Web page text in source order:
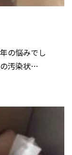
の悩みでし
汚染状…